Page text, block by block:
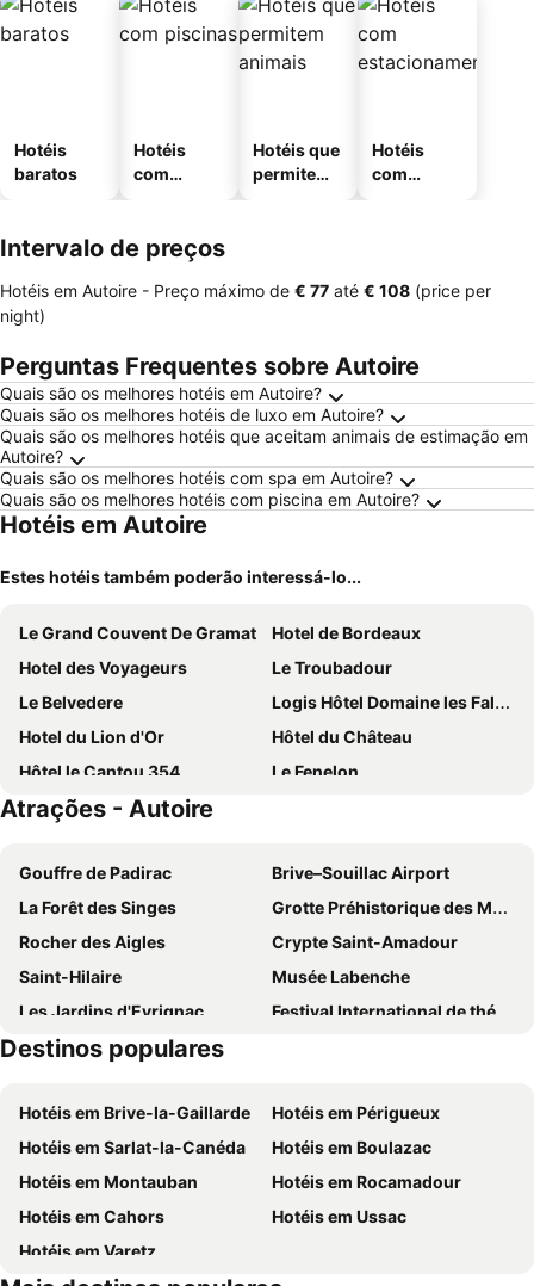
Hotéis
baratos
Hotéis
com
Hotéis que
permitem
Hotéis
com
Intervalo de preços
Hotéis em Autoire - Preço máximo de ‎€ 77 até ‎€ 108 (price per
night)
Perguntas Frequentes sobre Autoire
Quais são os melhores hotéis em Autoire?
Quais são os melhores hotéis de luxo em Autoire?
Quais são os melhores hotéis que aceitam animais de estimação em
Autoire?
Quais são os melhores hotéis com spa em Autoire?
Quais são os melhores hotéis com piscina em Autoire?
Hotéis em Autoire
Estes hotéis também poderão interessá-lo...
Le Grand Couvent De Gramat
Hotel de Bordeaux
Hotel des Voyageurs
Le Troubadour
Le Belvedere
Logis Hôtel Domaine les Falaises
Hotel du Lion d'Or
Hôtel du Château
Hôtel le Cantou 354
Le Fenelon
Le Pigeonnier
Hotel Beau Site - Rocamadour
Relais Amadourien
Les Vieilles Tours
Logis Hôtel Maison Turenne
La Terrasse - Teritoria
Atrações - Autoire
Gouffre de Padirac
Brive–Souillac Airport
La Forêt des Singes
Grotte Préhistorique des Merveilles
Rocher des Aigles
Crypte Saint-Amadour
Saint-Hilaire
Musée Labenche
Les Jardins d'Eyrignac
Festival International de théâtre de rue
Vieille Ville
Destinos populares
Hotéis em Brive-la-Gaillarde
Hotéis em Périgueux
Hotéis em Sarlat-la-Canéda
Hotéis em Boulazac
Hotéis em Montauban
Hotéis em Rocamadour
Hotéis em Cahors
Hotéis em Ussac
Hotéis em Varetz